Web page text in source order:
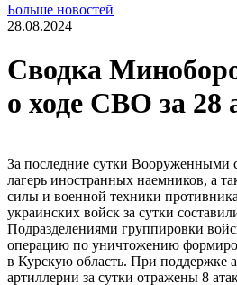
Больше новостей
28.08.2024
Сводка
о ходе СВО за 28
За последние сутки Вооруженными
лагерь иностранных наемников, а
силы и военной техники
украинских войск за сутки
Подразделениями группировки
операцию по уничтожению
в Курскую область. При поддержке
артиллерии за сутки отражены 8